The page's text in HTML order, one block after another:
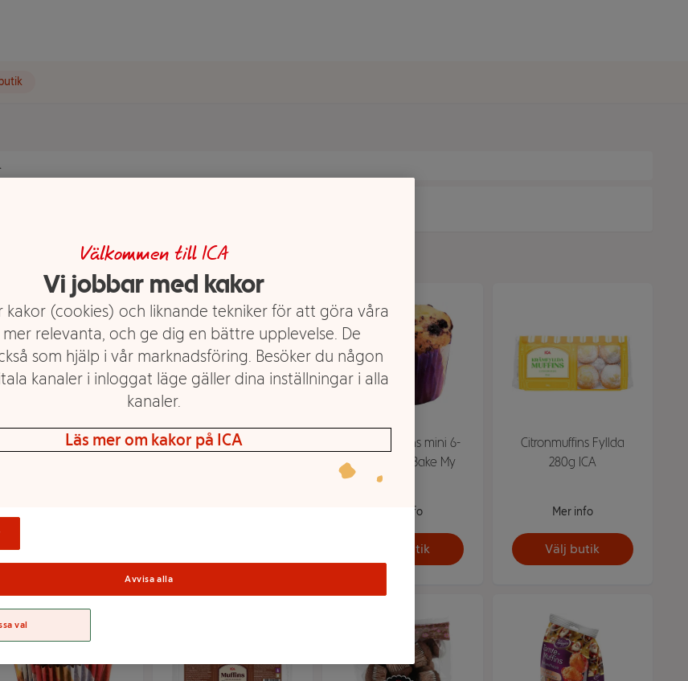
Pepparkaksmuffins
Lussemuffins 200g
Blåbärsmuffins mini 6-
pack 300 g Bake My
Mer info
Välj butik
Citronmuffins Fyllda
280g ICA
Mer info
Välj butik
Välkommen till ICA
Vi jobbar med kakor
kakor (cookies) och liknande tekniker för att göra våra
relevanta, och ge dig en bättre upplevelse. De
som hjälp i vår marknadsföring. Besöker du någon
kanaler i inloggat läge gäller dina inställningar i alla
kanaler.
Läs mer om kakor på ICA
Avvisa alla
val